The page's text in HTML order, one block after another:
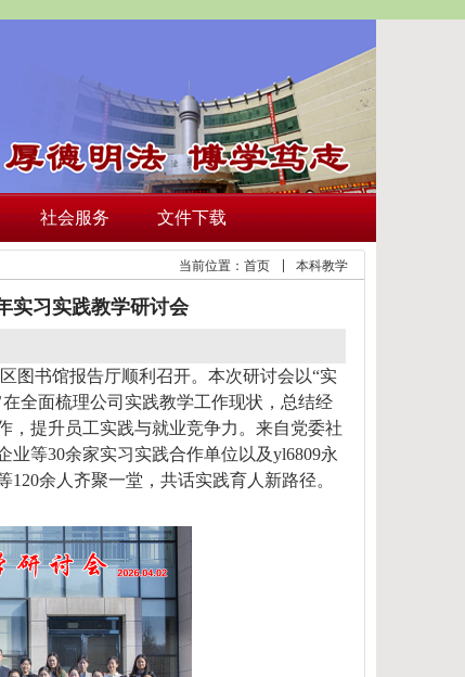
社会服务 文件下载
当前位置： 首页 本科教学
实习实践教学研讨会
图书馆报告厅顺利召开。本次研讨会以“实
全面梳理公司实践教学工作现状，总结经
，提升员工实践与就业竞争力。来自党委社
业等30余家实习实践合作单位 以及yl6809永
120余人 齐聚一堂，共话实践育人新路径。